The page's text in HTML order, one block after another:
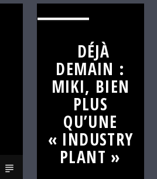
DÉJÀ
DEMAIN :
MIKI, BIEN
PLUS
QU’UNE
« INDUSTRY
PLANT »